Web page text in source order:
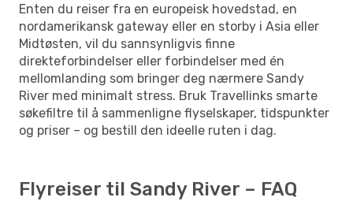
Enten du reiser fra en europeisk hovedstad, en
nordamerikansk gateway eller en storby i Asia eller
Midtøsten, vil du sannsynligvis finne
direkteforbindelser eller forbindelser med én
mellomlanding som bringer deg nærmere Sandy
River med minimalt stress. Bruk Travellinks smarte
søkefiltre til å sammenligne flyselskaper, tidspunkter
og priser – og bestill den ideelle ruten i dag.
Flyreiser til Sandy River – FAQ